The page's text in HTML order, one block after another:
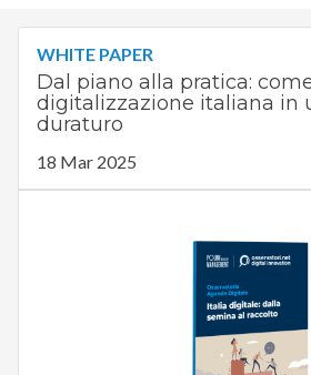
WHITE PAPER
Dal piano alla pratica:
digitalizzazione italiana in
duraturo
18 Mar 2025